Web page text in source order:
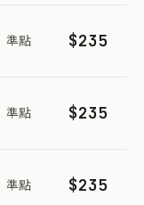
準點 $235
準點 $235
準點 $235